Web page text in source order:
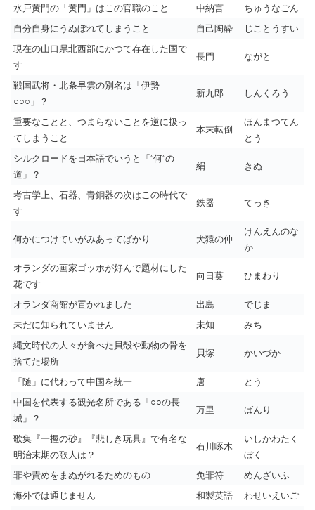
水戸黄門の「黄門」はこの官職のこと 中納言
ちゅうなごん
自分自身にうぬぼれてしまうこと
自己陶酔
じことうすい
現在の山口県北西部にかつて存在した国で
す
長門 ながと
戦国武将・北条早雲の別名は「伊勢
○○○」？
新九郎 しんくろう
重要なことと、つまらないことを逆に扱っ
てしまうこと
本末転倒
ほんまつてん
とう
シルクロードを日本語でいうと「”何”の
道」？
絹 きぬ
考古学上、石器、青銅器の次はこの時代で
す
鉄器 てっき
何かにつけていがみあってばかり 犬猿の仲
けんえんのな
か
オランダの画家ゴッホが好んで題材にした
花です
向日葵 ひまわり
オランダ商館が置かれました 出島
でじま
未だに知られていません
未知
みち
縄文時代の人々が食べた貝殻や動物の骨を
捨てた場所
貝塚 かいづか
「随」に代わって中国を統一 唐
とう
中国を代表する観光名所である「○○の長
城」？
万里 ばんり
歌集『一握の砂』『悲しき玩具』で有名な
明治末期の歌人は？
石川啄木
いしかわたく
ぼく
罪や責めをまぬがれるためのもの
免罪符
めんざいふ
海外では通じません
和製英語
わせいえいご